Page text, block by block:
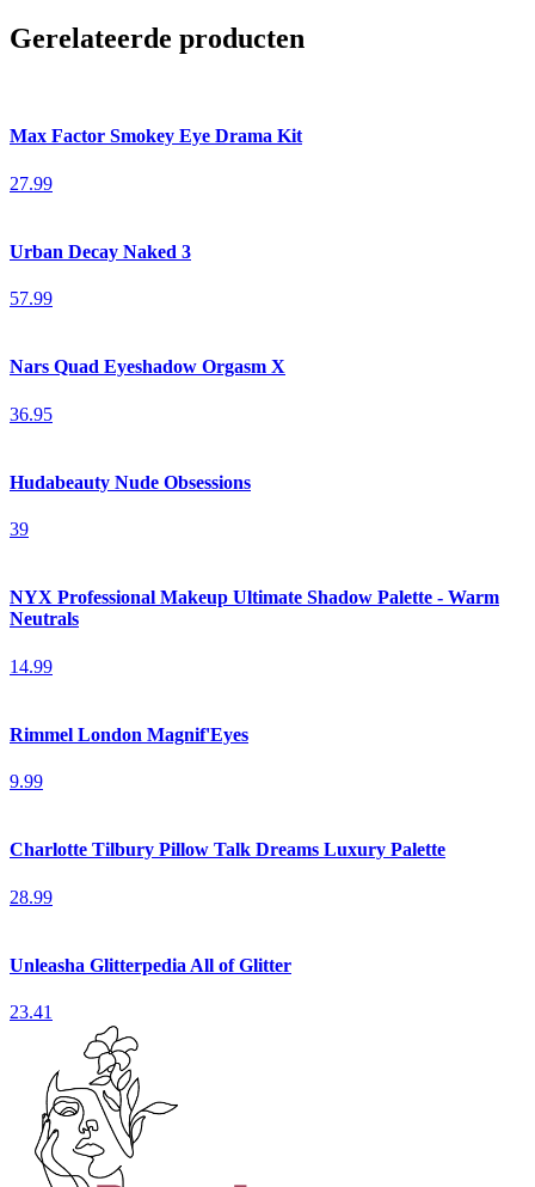
Gerelateerde producten
Max Factor Smokey Eye Drama Kit
27.99
Urban Decay Naked 3
57.99
Nars Quad Eyeshadow Orgasm X
36.95
Hudabeauty Nude Obsessions
39
NYX Professional Makeup Ultimate Shadow Palette - Warm
Neutrals
14.99
Rimmel London Magnif'Eyes
9.99
Charlotte Tilbury Pillow Talk Dreams Luxury Palette
28.99
Unleasha Glitterpedia All of Glitter
23.41